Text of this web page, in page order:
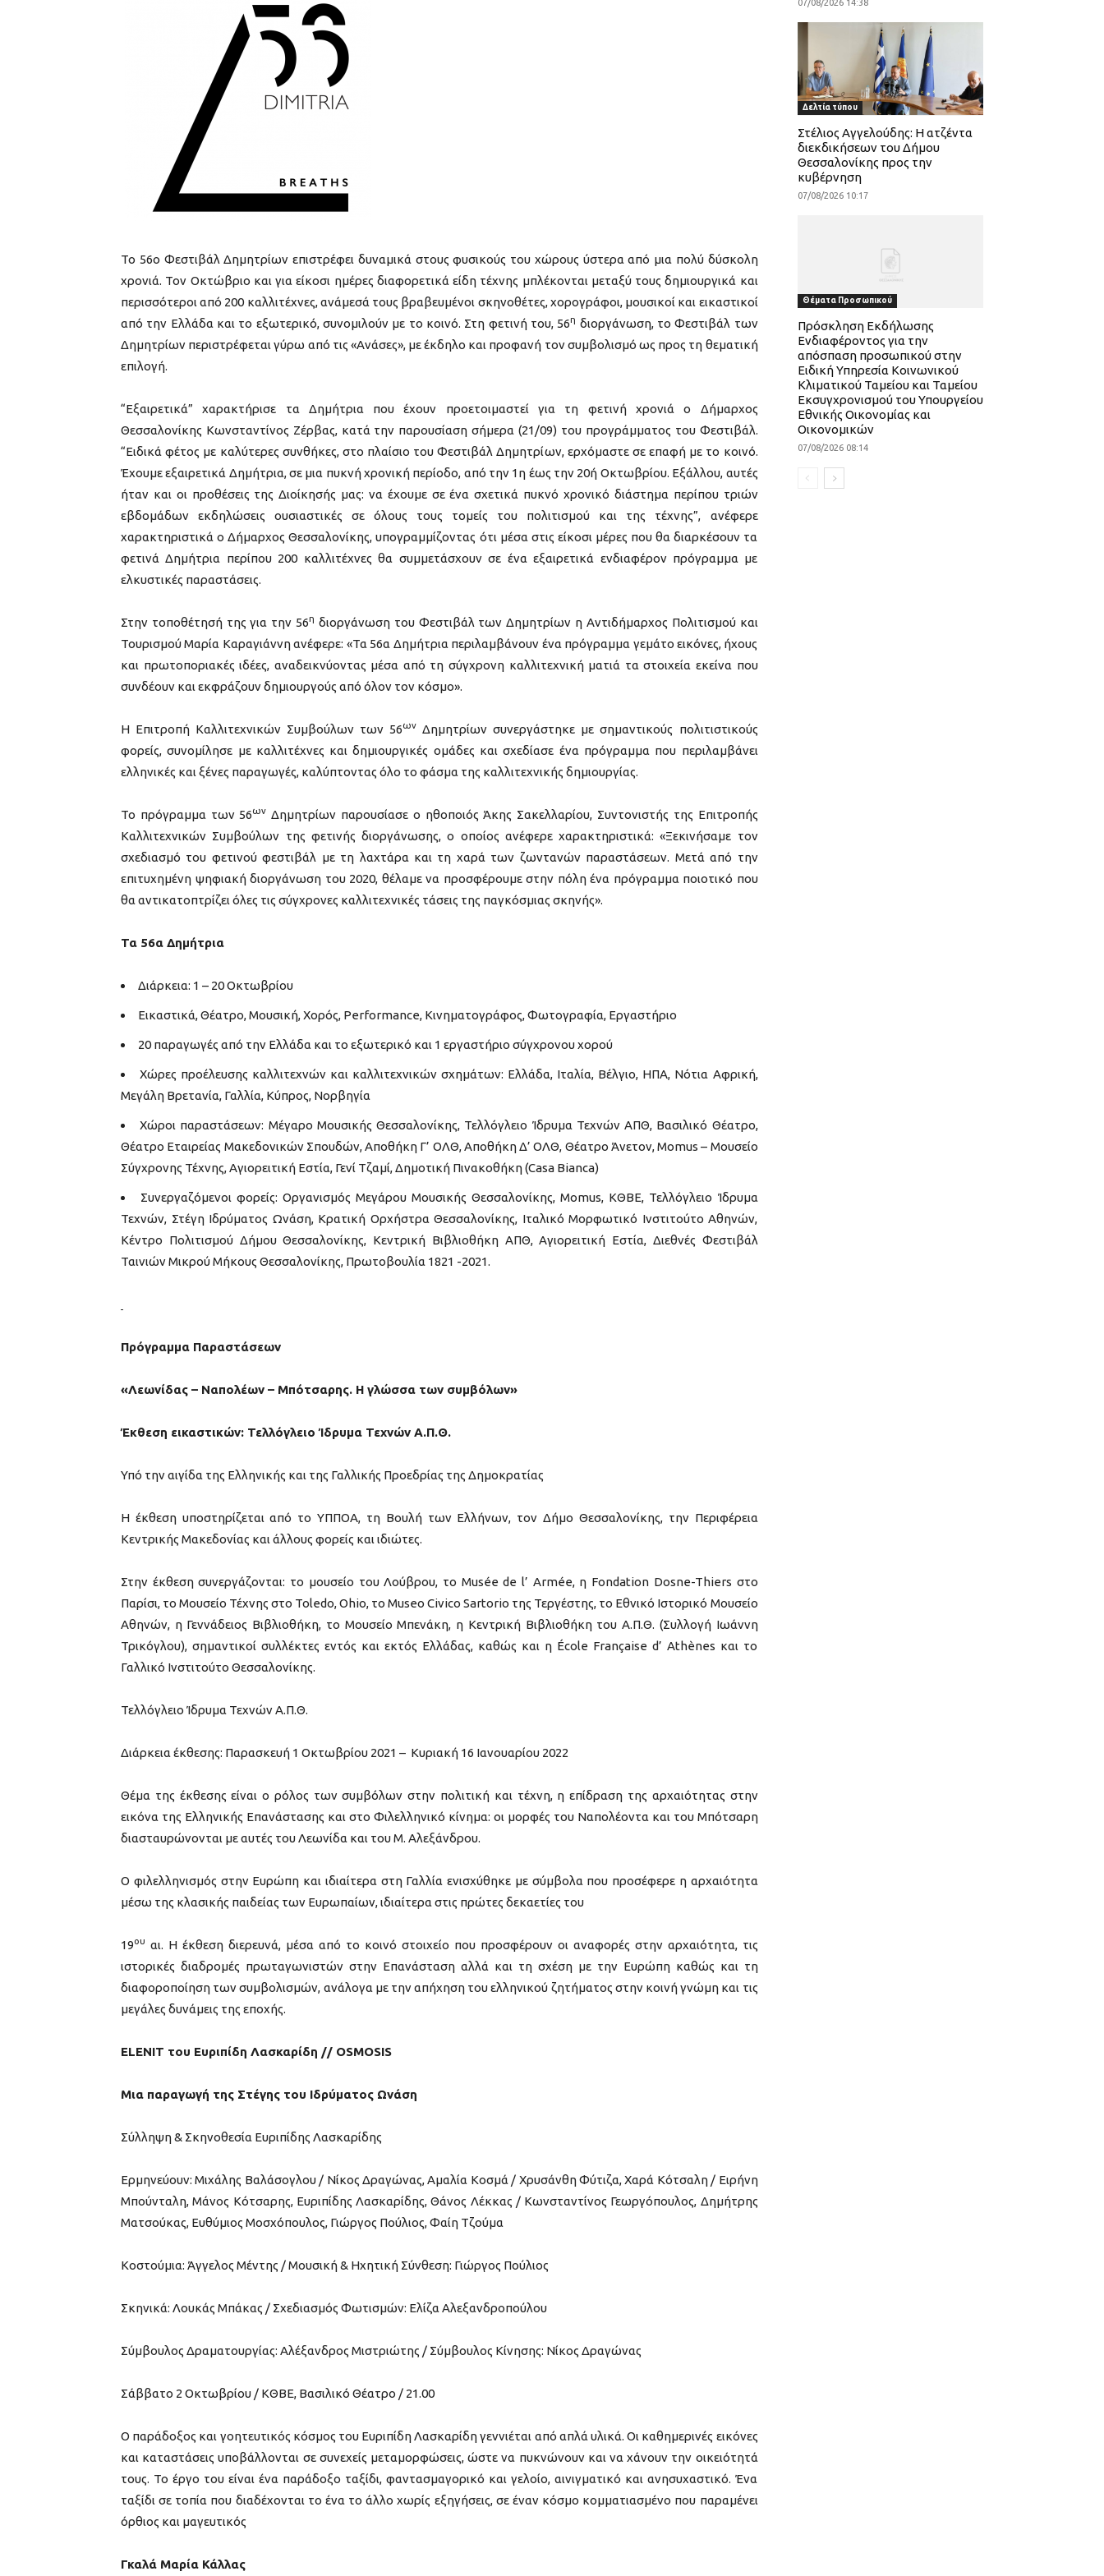
Το 56o Φεστιβάλ Δημητρίων επιστρέφει δυναμικά στους φυσικούς του χώρους ύστερα από μια πολύ δύσκολη
χρονιά. Τον Οκτώβριο και για είκοσι ημέρες διαφορετικά είδη τέχνης μπλέκονται μεταξύ τους δημιουργικά και
περισσότεροι από 200 καλλιτέχνες, ανάμεσά τους βραβευμένοι σκηνοθέτες, χορογράφοι, μουσικοί και εικαστικοί
από την Ελλάδα και το εξωτερικό, συνομιλούν με το κοινό. Στη φετινή του, 56η διοργάνωση, το Φεστιβάλ των
Δημητρίων περιστρέφεται γύρω από τις «Ανάσες», με έκδηλο και προφανή τον συμβολισμό ως προς τη θεματική
επιλογή.
“Εξαιρετικά” χαρακτήρισε τα Δημήτρια που έχουν προετοιμαστεί για τη φετινή χρονιά ο Δήμαρχος
Θεσσαλονίκης Κωνσταντίνος Ζέρβας, κατά την παρουσίαση σήμερα (21/09) του προγράμματος του Φεστιβάλ.
“Ειδικά φέτος με καλύτερες συνθήκες, στο πλαίσιο του Φεστιβάλ Δημητρίων, ερχόμαστε σε επαφή με το κοινό.
Έχουμε εξαιρετικά Δημήτρια, σε μια πυκνή χρονική περίοδο, από την 1η έως την 20ή Οκτωβρίου. Εξάλλου, αυτές
ήταν και οι προθέσεις της Διοίκησής μας: να έχουμε σε ένα σχετικά πυκνό χρονικό διάστημα περίπου τριών
εβδομάδων εκδηλώσεις ουσιαστικές σε όλους τους τομείς του πολιτισμού και της τέχνης”, ανέφερε
χαρακτηριστικά ο Δήμαρχος Θεσσαλονίκης, υπογραμμίζοντας ότι μέσα στις είκοσι μέρες που θα διαρκέσουν τα
φετινά Δημήτρια περίπου 200 καλλιτέχνες θα συμμετάσχουν σε ένα εξαιρετικά ενδιαφέρον πρόγραμμα με
ελκυστικές παραστάσεις.
Στην τοποθέτησή της για την 56η διοργάνωση του Φεστιβάλ των Δημητρίων η Αντιδήμαρχος Πολιτισμού και
Τουρισμού Μαρία Καραγιάννη ανέφερε: «Τα 56α Δημήτρια περιλαμβάνουν ένα πρόγραμμα γεμάτο εικόνες, ήχους
και πρωτοποριακές ιδέες, αναδεικνύοντας μέσα από τη σύγχρονη καλλιτεχνική ματιά τα στοιχεία εκείνα που
συνδέουν και εκφράζουν δημιουργούς από όλον τον κόσμο».
Η Επιτροπή Καλλιτεχνικών Συμβούλων των 56ων Δημητρίων συνεργάστηκε με σημαντικούς πολιτιστικούς
φορείς, συνομίλησε με καλλιτέχνες και δημιουργικές ομάδες και σχεδίασε ένα πρόγραμμα που περιλαμβάνει
ελληνικές και ξένες παραγωγές, καλύπτοντας όλο το φάσμα της καλλιτεχνικής δημιουργίας.
Το πρόγραμμα των 56ων Δημητρίων παρουσίασε ο ηθοποιός Άκης Σακελλαρίου, Συντονιστής της Επιτροπής
Καλλιτεχνικών Συμβούλων της φετινής διοργάνωσης, ο οποίος ανέφερε χαρακτηριστικά: «Ξεκινήσαμε τον
σχεδιασμό του φετινού φεστιβάλ με τη λαχτάρα και τη χαρά των ζωντανών παραστάσεων. Μετά από την
επιτυχημένη ψηφιακή διοργάνωση του 2020, θέλαμε να προσφέρουμε στην πόλη ένα πρόγραμμα ποιοτικό που
θα αντικατοπτρίζει όλες τις σύγχρονες καλλιτεχνικές τάσεις της παγκόσμιας σκηνής».
Τα 56α Δημήτρια
Διάρκεια: 1 – 20 Οκτωβρίου
Εικαστικά, Θέατρο, Μουσική, Χορός, Performance, Κινηματογράφος, Φωτογραφία, Εργαστήριο
20 παραγωγές από την Ελλάδα και το εξωτερικό και 1 εργαστήριο σύγχρονου χορού
Χώρες προέλευσης καλλιτεχνών και καλλιτεχνικών σχημάτων: Ελλάδα, Ιταλία, Βέλγιο, ΗΠΑ, Νότια Αφρική,
Μεγάλη Βρετανία, Γαλλία, Κύπρος, Νορβηγία
Χώροι παραστάσεων: Μέγαρο Μουσικής Θεσσαλονίκης, Τελλόγλειο Ίδρυμα Τεχνών ΑΠΘ, Βασιλικό Θέατρο,
Θέατρο Εταιρείας Μακεδονικών Σπουδών, Αποθήκη Γ’ ΟΛΘ, Αποθήκη Δ’ ΟΛΘ, Θέατρο Άνετον, Momus – Μουσείο
Σύγχρονης Τέχνης, Αγιορειτική Εστία, Γενί Τζαμί, Δημοτική Πινακοθήκη (Casa Bianca)
Συνεργαζόμενοι φορείς: Οργανισμός Μεγάρου Μουσικής Θεσσαλονίκης, Momus, ΚΘΒΕ, Τελλόγλειο Ίδρυμα
Τεχνών, Στέγη Ιδρύματος Ωνάση, Κρατική Ορχήστρα Θεσσαλονίκης, Ιταλικό Μορφωτικό Ινστιτούτο Αθηνών,
Κέντρο Πολιτισμού Δήμου Θεσσαλονίκης, Κεντρική Βιβλιοθήκη ΑΠΘ, Αγιορειτική Εστία, Διεθνές Φεστιβάλ
Ταινιών Μικρού Μήκους Θεσσαλονίκης, Πρωτοβουλία 1821 -2021.
Πρόγραμμα Παραστάσεων
«Λεωνίδας – Ναπολέων – Μπότσαρης. Η γλώσσα των συμβόλων»
Έκθεση εικαστικών: Τελλόγλειο Ίδρυμα Τεχνών Α.Π.Θ.
Υπό την αιγίδα της Ελληνικής και της Γαλλικής Προεδρίας της Δημοκρατίας
Η έκθεση υποστηρίζεται από το ΥΠΠΟΑ, τη Βουλή των Ελλήνων, τον Δήμο Θεσσαλονίκης, την Περιφέρεια
Κεντρικής Μακεδονίας και άλλους φορείς και ιδιώτες.
Στην έκθεση συνεργάζονται: το μουσείο του Λούβρου, το Musée de l’ Armée, η Fondation Dosne-Thiers στο
Παρίσι, το Μουσείο Τέχνης στο Toledo, Ohio, το Museo Civico Sartorio της Τεργέστης, το Εθνικό Ιστορικό Μουσείο
Αθηνών, η Γεννάδειος Βιβλιοθήκη, το Μουσείο Μπενάκη, η Κεντρική Βιβλιοθήκη του Α.Π.Θ. (Συλλογή Ιωάννη
Τρικόγλου), σημαντικοί συλλέκτες εντός και εκτός Ελλάδας, καθώς και η École Française d’ Athènes και το
Γαλλικό Ινστιτούτο Θεσσαλονίκης.
Τελλόγλειο Ίδρυμα Τεχνών Α.Π.Θ.
Διάρκεια έκθεσης: Παρασκευή 1 Οκτωβρίου 2021 – Κυριακή 16 Ιανουαρίου 2022
Θέμα της έκθεσης είναι ο ρόλος των συμβόλων στην πολιτική και τέχνη, η επίδραση της αρχαιότητας στην
εικόνα της Ελληνικής Επανάστασης και στο Φιλελληνικό κίνημα: οι μορφές του Ναπολέοντα και του Μπότσαρη
διασταυρώνονται με αυτές του Λεωνίδα και του Μ. Αλεξάνδρου.
Ο φιλελληνισμός στην Ευρώπη και ιδιαίτερα στη Γαλλία ενισχύθηκε με σύμβολα που προσέφερε η αρχαιότητα
μέσω της κλασικής παιδείας των Ευρωπαίων, ιδιαίτερα στις πρώτες δεκαετίες του
19ου αι. Η έκθεση διερευνά, μέσα από το κοινό στοιχείο που προσφέρουν οι αναφορές στην αρχαιότητα, τις
ιστορικές διαδρομές πρωταγωνιστών στην Επανάσταση αλλά και τη σχέση με την Ευρώπη καθώς και τη
διαφοροποίηση των συμβολισμών, ανάλογα με την απήχηση του ελληνικού ζητήματος στην κοινή γνώμη και τις
μεγάλες δυνάμεις της εποχής.
ELENIT του Ευριπίδη Λασκαρίδη // OSMOSIS
Μια παραγωγή της Στέγης του Ιδρύματος Ωνάση
Σύλληψη & Σκηνοθεσία Ευριπίδης Λασκαρίδης
Ερμηνεύουν: Μιχάλης Βαλάσογλου / Νίκος Δραγώνας, Αμαλία Κοσμά / Χρυσάνθη Φύτιζα, Χαρά Κότσαλη / Ειρήνη
Μπούνταλη, Μάνος Κότσαρης, Ευριπίδης Λασκαρίδης, Θάνος Λέκκας / Κωνσταντίνος Γεωργόπουλος, Δημήτρης
Ματσούκας, Ευθύμιος Μοσχόπουλος, Γιώργος Πούλιος, Φαίη Τζούμα
Κοστούμια: Άγγελος Μέντης / Μουσική & Ηχητική Σύνθεση: Γιώργος Πούλιος
Σκηνικά: Λουκάς Μπάκας / Σχεδιασμός Φωτισμών: Ελίζα Αλεξανδροπούλου
Σύμβουλος Δραματουργίας: Αλέξανδρος Μιστριώτης / Σύμβουλος Κίνησης: Νίκος Δραγώνας
Σάββατο 2 Οκτωβρίου / ΚΘΒΕ, Βασιλικό Θέατρο / 21.00
Ο παράδοξος και γοητευτικός κόσμος του Ευριπίδη Λασκαρίδη γεννιέται από απλά υλικά. Οι καθημερινές εικόνες
και καταστάσεις υποβάλλονται σε συνεχείς μεταμορφώσεις, ώστε να πυκνώνουν και να χάνουν την οικειότητά
τους. Το έργο του είναι ένα παράδοξο ταξίδι, φαντασμαγορικό και γελοίο, αινιγματικό και ανησυχαστικό. Ένα
ταξίδι σε τοπία που διαδέχονται το ένα το άλλο χωρίς εξηγήσεις, σε έναν κόσμο κομματιασμένο που παραμένει
όρθιος και μαγευτικός
Γκαλά Μαρία Κάλλας
07/08/2026 14:38
Δελτία τύπου
Στέλιος Αγγελούδης: Η ατζέντα
διεκδικήσεων του Δήμου
Θεσσαλονίκης προς την
κυβέρνηση
07/08/2026 10:17
Θέματα Προσωπικού
Πρόσκληση Εκδήλωσης
Ενδιαφέροντος για την
απόσπαση προσωπικού στην
Ειδική Υπηρεσία Κοινωνικού
Κλιματικού Ταμείου και Ταμείου
Εκσυγχρονισμού του Υπουργείου
Εθνικής Οικονομίας και
Οικονομικών
07/08/2026 08:14